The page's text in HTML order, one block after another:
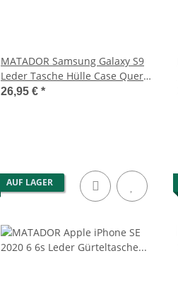
MATADOR Samsung Galaxy S9
Leder Tasche Hülle Case Quer
Braun
26,95 € *
AUF LAGER